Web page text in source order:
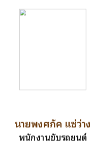
นายพงศภัค แซ่ว่าง
พนักงานขับรถยนต์